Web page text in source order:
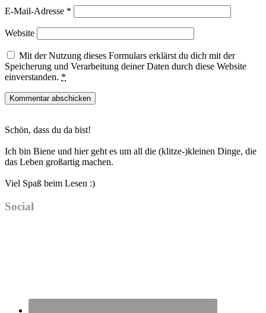
E-Mail-Adresse *
Website
Mit der Nutzung dieses Formulars erklärst du dich mit der
Speicherung und Verarbeitung deiner Daten durch diese Website
einverstanden. *
Sidebar
Schön, dass du da bist!
Ich bin Biene und hier geht es um all die (klitze-)kleinen Dinge, die
das Leben großartig machen.
Viel Spaß beim Lesen :)
Social